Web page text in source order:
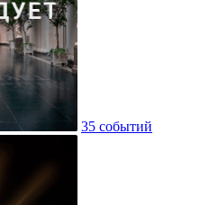
35 событий